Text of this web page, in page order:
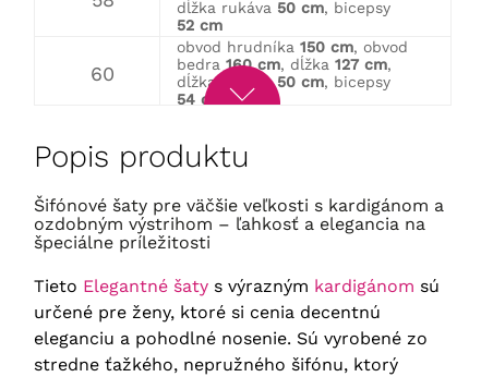
dĺžka rukáva 50 cm, bicepsy
52 cm
60
obvod hrudníka 150 cm, obvod
bedra 160 cm, dĺžka 127 cm,
dĺžka rukáva 50 cm, bicepsy
54 cm
62
dĺžka rukáva
56 cm
64
obvod hrudníka 162 cm
, obvod
bedra 172 cm, dĺžka 134 cm,
dĺžka rukáva 52 cm, bicepsy
58 cm
Popis produktu
Šifónové šaty pre väčšie veľkosti s kardigánom a
ozdobným výstrihom – ľahkosť a elegancia na
špeciálne príležitosti
Tieto Elegantné šatys výrazným kardigánom sú
určené pre ženy, ktoré si cenia decentnú
eleganciu a pohodlné nosenie. Sú vyrobené zo
stredne ťažkého, nepružného šifónu, ktorý